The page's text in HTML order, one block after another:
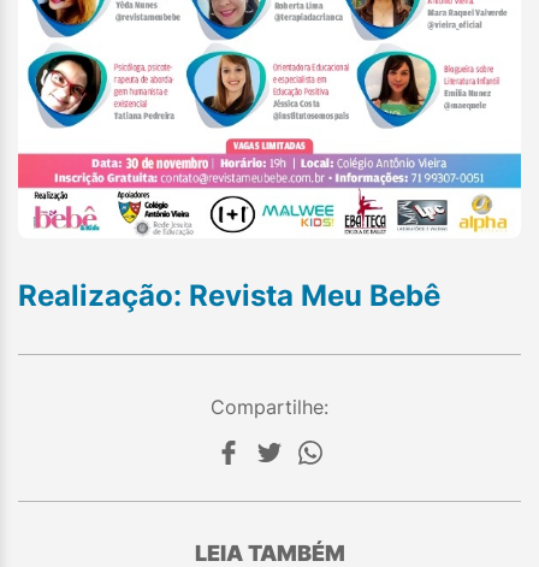
Realização: Revista Meu Bebê
Compartilhe:
LEIA TAMBÉM